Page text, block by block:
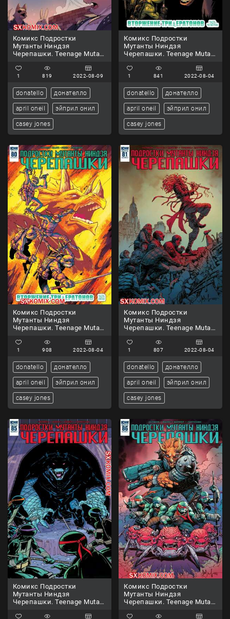
Комикс Подростки
Мутанты Ниндзя
Черепашки. Teenage Mutant
1 819 2022-08-09
donatello донателло
april oneil эйприл онил
casey jones
Комикс Подростки
Мутанты Ниндзя
Черепашки. Teenage Mutant
1 841 2022-08-04
donatello донателло
april oneil эйприл онил
casey jones
Комикс Подростки
Мутанты Ниндзя
Черепашки. Teenage Mutant
1 908 2022-08-04
donatello донателло
april oneil эйприл онил
casey jones
Комикс Подростки
Мутанты Ниндзя
Черепашки. Teenage Mutant
1 807 2022-08-04
donatello донателло
april oneil эйприл онил
casey jones
Комикс Подростки
Мутанты Ниндзя
Черепашки. Teenage Mutant
Комикс Подростки
Мутанты Ниндзя
Черепашки. Teenage Mutant